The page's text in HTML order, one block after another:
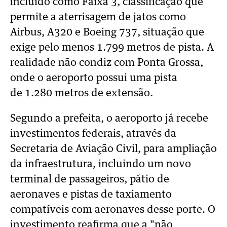
incluído como Faixa 3, classificação que
permite a aterrisagem de jatos como
Airbus, A320 e Boeing 737, situação que
exige pelo menos 1.799 metros de pista. A
realidade não condiz com Ponta Grossa,
onde o aeroporto possui uma pista
de 1.280 metros de extensão.
Segundo a prefeita, o aeroporto já recebe
investimentos federais, através da
Secretaria de Aviação Civil, para ampliação
da infraestrutura, incluindo um novo
terminal de passageiros, pátio de
aeronaves e pistas de taxiamento
compatíveis com aeronaves desse porte. O